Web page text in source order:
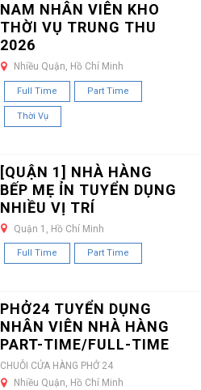
NAM NHÂN VIÊN KHO
THỜI VỤ TRUNG THU
2026
Nhiều Quận, Hồ Chí Minh
Full Time Part Time
Thời Vụ
[QUẬN 1] NHÀ HÀNG
BẾP MẸ ỈN TUYỂN DỤNG
NHIỀU VỊ TRÍ
Quận 1, Hồ Chí Minh
Full Time Part Time
PHỞ24 TUYỂN DỤNG
NHÂN VIÊN NHÀ HÀNG
PART-TIME/FULL-TIME
CHUỖI CỬA HÀNG PHỞ 24
Nhiều Quận, Hồ Chí Minh